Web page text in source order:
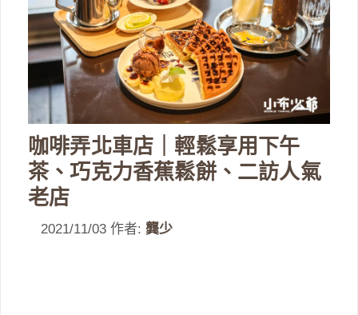
咖啡弄北車店｜輕鬆享用下午
茶、巧克力香蕉鬆餅、二訪人氣
老店
2021/11/03 作者: 龔少